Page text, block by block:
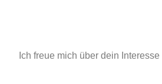
Ich freue mich über dein